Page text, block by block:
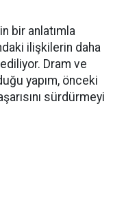
bir anlatımla
ilişkilerin daha
Dram ve
yapım, önceki
sürdürmeyi